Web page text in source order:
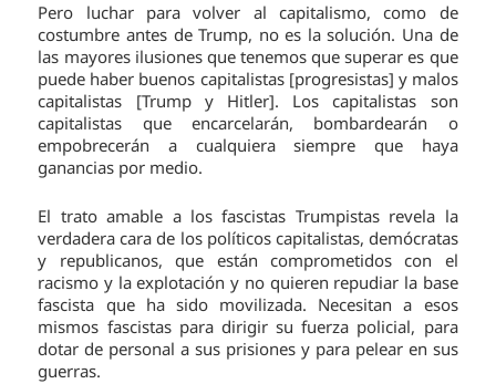
Pero luchar para volver al capitalismo, como de
costumbre antes de Trump, no es la solución. Una de
las mayores ilusiones que tenemos que superar es que
puede haber buenos capitalistas [progresistas] y malos
capitalistas [Trump y Hitler]. Los capitalistas son
capitalistas que encarcelarán, bombardearán o
empobrecerán a cualquiera siempre que haya
ganancias por medio.
El trato amable a los fascistas Trumpistas revela la
verdadera cara de los políticos capitalistas, demócratas
y republicanos, que están comprometidos con el
racismo y la explotación y no quieren repudiar la base
fascista que ha sido movilizada. Necesitan a esos
mismos fascistas para dirigir su fuerza policial, para
dotar de personal a sus prisiones y para pelear en sus
guerras.